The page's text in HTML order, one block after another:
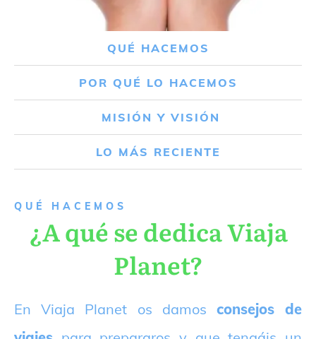
QUÉ HACEMOS
POR QUÉ LO HACEMOS
MISIÓN Y VISIÓN
LO MÁS RECIENTE
QUÉ HACEMOS
¿A qué se dedica Viaja
Planet?
En Viaja Planet os damos consejos de